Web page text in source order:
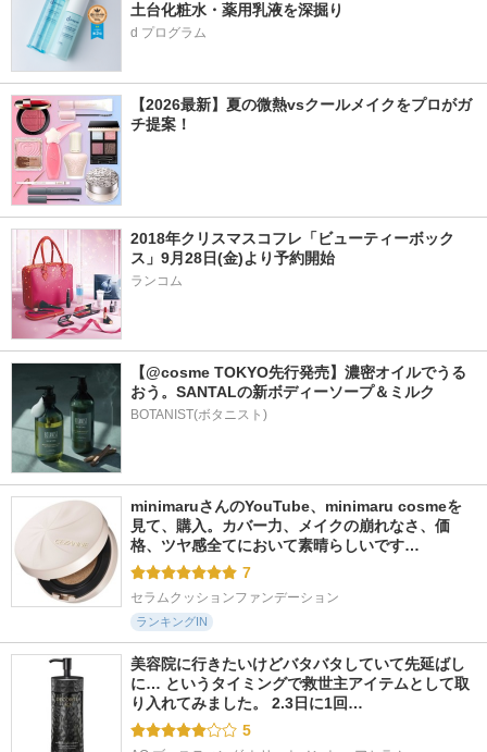
土台化粧水・薬用乳液を深掘り
d プログラム
【2026最新】夏の微熱vsクールメイクをプロがガ
チ提案！
2018年クリスマスコフレ「ビューティーボック
ス」9月28日(金)より予約開始
ランコム
【@cosme TOKYO先行発売】濃密オイルでうる
おう。SANTALの新ボディーソープ＆ミルク
BOTANIST(ボタニスト)
minimaruさんのYouTube、minimaru cosmeを
見て、購入。カバー力、メイクの崩れなさ、価
格、ツヤ感全てにおいて素晴らしいです…
7
セラムクッションファンデーション
ランキングIN
美容院に行きたいけどバタバタしていて先延ばし
に… というタイミングで救世主アイテムとして取
り入れてみました。 2.3日に1回…
5